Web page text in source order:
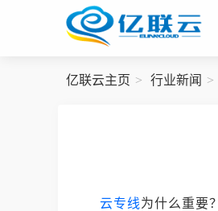
亿联云主页 行业新闻
云专线为什么重要